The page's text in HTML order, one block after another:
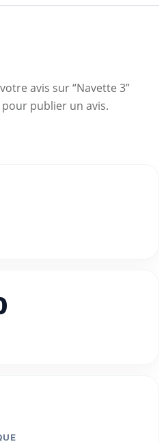
avis sur “Navette 3”
pour publier un avis.